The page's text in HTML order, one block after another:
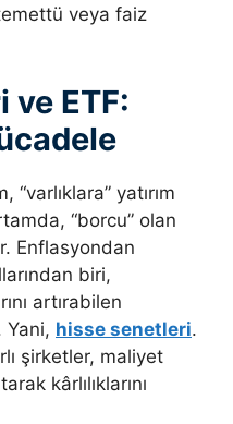
veya faiz
ve ETF:
yatırım
“borcu” olan
Enflasyondan
biri,
artırabilen
Yani, hisse senetleri.
şirketler, maliyet
kârlılıklarını